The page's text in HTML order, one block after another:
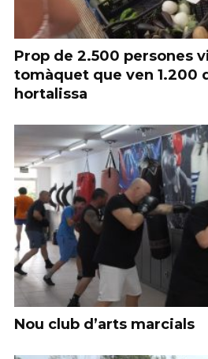
Prop de 2.500 persones
tomàquet que ven 1.200
hortalissa
Nou club d’arts marcials